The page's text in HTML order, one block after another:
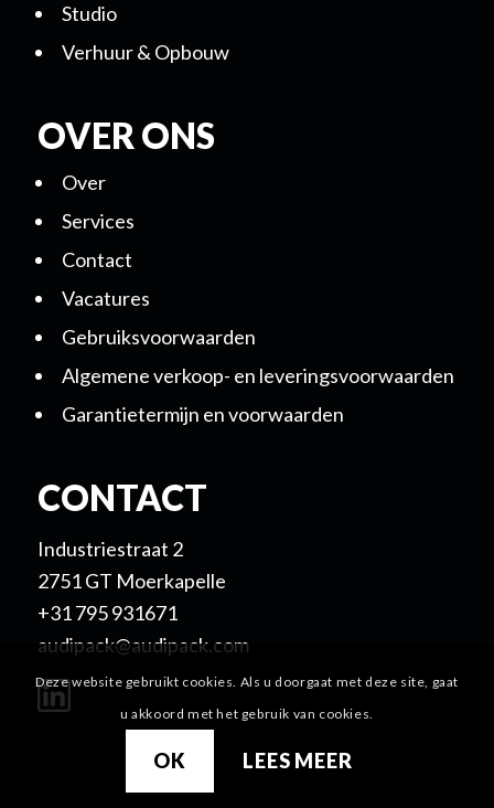
Studio
Verhuur & Opbouw
OVER ONS
Over
Services
Contact
Vacatures
Gebruiksvoorwaarden
Algemene verkoop- en leveringsvoorwaarden
Garantietermijn en voorwaarden
CONTACT
Industriestraat 2
2751 GT Moerkapelle
+31 795 931671
audipack@audipack.com
Deze website gebruikt cookies. Als u doorgaat met deze site, gaat
u akkoord met het gebruik van cookies.
OK LEES MEER